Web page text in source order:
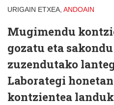
URIGAIN ETXEA, ANDOAIN
Mugimendu
gozatu eta
zuzendutako
Laborategi
kontzientea